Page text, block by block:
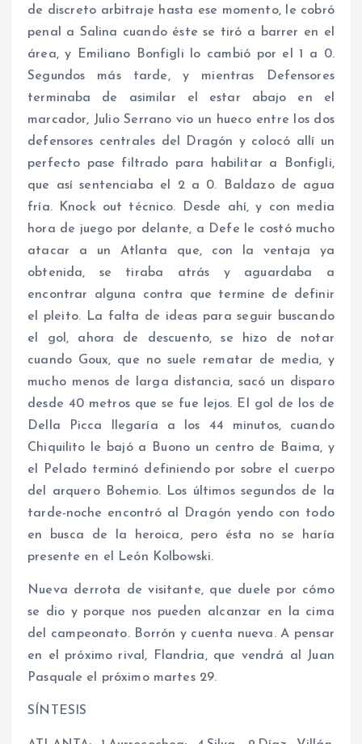
de discreto arbitraje hasta ese momento, le cobró
penal a Salina cuando éste se tiró a barrer en el
área, y Emiliano Bonfigli lo cambió por el 1 a 0.
Segundos más tarde, y mientras Defensores
terminaba de asimilar el estar abajo en el
marcador, Julio Serrano vio un hueco entre los dos
defensores centrales del Dragón y colocó allí un
perfecto pase filtrado para habilitar a Bonfigli,
que así sentenciaba el 2 a 0. Baldazo de agua
fría. Knock out técnico. Desde ahí, y con media
hora de juego por delante, a Defe le costó mucho
atacar a un Atlanta que, con la ventaja ya
obtenida, se tiraba atrás y aguardaba a
encontrar alguna contra que termine de definir
el pleito. La falta de ideas para seguir buscando
el gol, ahora de descuento, se hizo de notar
cuando Goux, que no suele rematar de media, y
mucho menos de larga distancia, sacó un disparo
desde 40 metros que se fue lejos. El gol de los de
Della Picca llegaría a los 44 minutos, cuando
Chiquilito le bajó a Buono un centro de Baima, y
el Pelado terminó definiendo por sobre el cuerpo
del arquero Bohemio. Los últimos segundos de la
tarde-noche encontró al Dragón yendo con todo
en busca de la heroica, pero ésta no se haría
presente en el León Kolbowski.
Nueva derrota de visitante, que duele por cómo
se dio y porque nos pueden alcanzar en la cima
del campeonato. Borrón y cuenta nueva. A pensar
en el próximo rival, Flandria, que vendrá al Juan
Pasquale el próximo martes 29.
SÍNTESIS